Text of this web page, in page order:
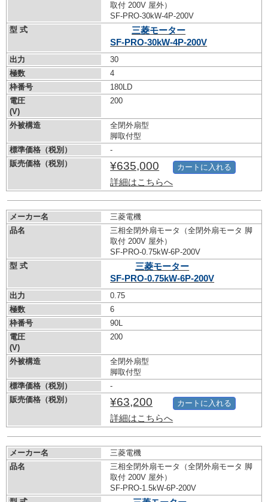
取付 200V 屋外）
SF-PRO-30kW-4P-200V
型 式
三菱モーター
SF-PRO-30kW-4P-200V
出力
30
極数
4
枠番号
180LD
電圧
(V)
200
外被構造
全閉外扇型
脚取付型
標準価格（税別）
-
販売価格（税別）
¥635,000
詳細はこちらへ
カートに入れる
メーカー名
三菱電機
品名
三相全閉外扇モータ（全閉外扇モータ 脚
取付 200V 屋外）
SF-PRO-0.75kW-6P-200V
型 式
三菱モーター
SF-PRO-0.75kW-6P-200V
出力
0.75
極数
6
枠番号
90L
電圧
(V)
200
外被構造
全閉外扇型
脚取付型
標準価格（税別）
-
販売価格（税別）
¥63,200
詳細はこちらへ
カートに入れる
メーカー名
三菱電機
品名
三相全閉外扇モータ（全閉外扇モータ 脚
取付 200V 屋外）
SF-PRO-1.5kW-6P-200V